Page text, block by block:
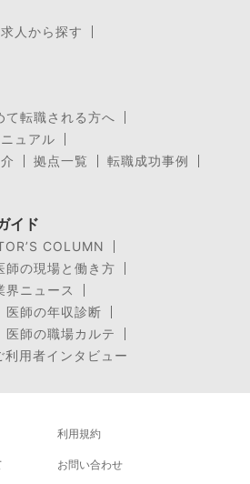
人から探す
て転職される方へ
ュアル
拠点一覧
転職成功事例
イド
COLUMN
師の現場と働き方
界ニュース
医師の年収診断
医師の職場カルテ
用者インタビュー
利用規約
お問い合わせ